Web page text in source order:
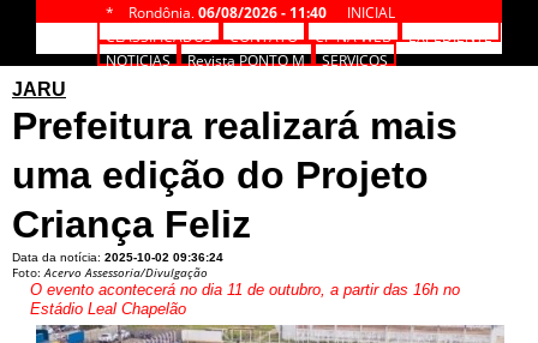
* Rondônia, 06/08/2026 - 11:40
INICIAL
CLASSIFICADOS
CONTATO CP NA WEB
EXPEDIENTE
NOTÍCIAS
Revista PONTO M
SERVIÇOS
JARU
Prefeitura realizará mais
uma edição do Projeto
Criança Feliz
Data da notícia: 2025-10-02 09:36:24
Foto:Acervo Assessoria/Divulgação
O evento acontecerá no dia 11 de outubro, a partir das 16h no
Estádio Leal Chapelão